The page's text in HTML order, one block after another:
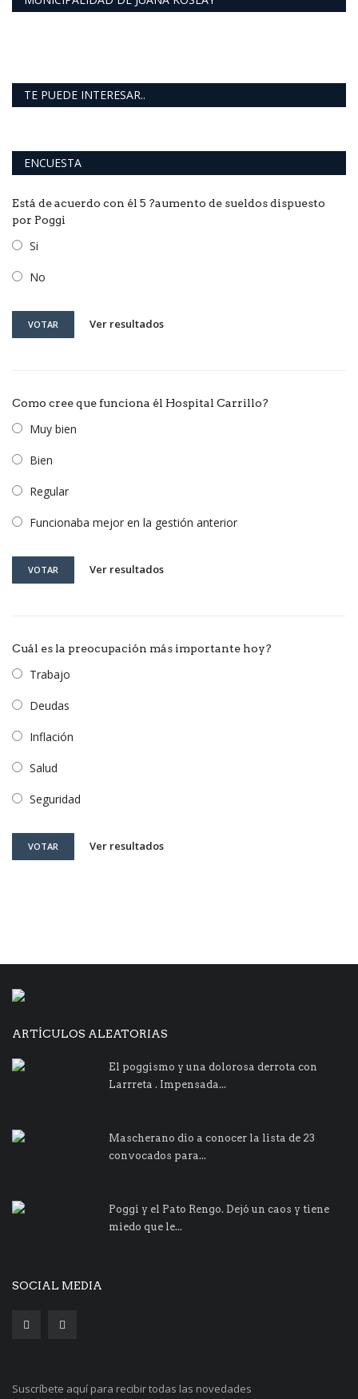
TE PUEDE INTERESAR..
ENCUESTA
Está de acuerdo con él 5 ?aumento de sueldos dispuesto
por Poggi
Si
No
VOTAR Ver resultados
Como cree que funciona él Hospital Carrillo?
Muy bien
Bien
Regular
Funcionaba mejor en la gestión anterior
VOTAR Ver resultados
Cuál es la preocupación más importante hoy?
Trabajo
Deudas
Inflación
Salud
Seguridad
VOTAR Ver resultados
ARTÍCULOS ALEATORIAS
El poggismo y una dolorosa derrota con
Larrreta . Impensada...
Mascherano dio a conocer la lista de 23
convocados para...
Poggi y el Pato Rengo. Dejó un caos y tiene
miedo que le...
SOCIAL MEDIA
Suscríbete aquí para recibir todas las novedades